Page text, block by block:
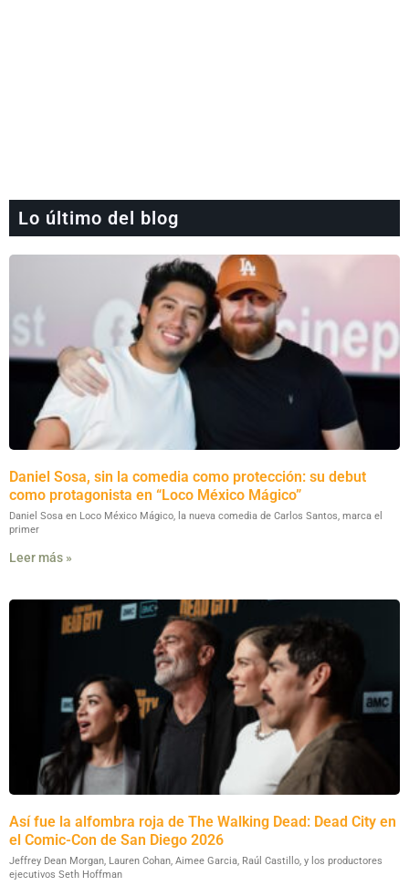
Lo último del blog
Daniel Sosa, sin la comedia como protección: su debut
como protagonista en “Loco México Mágico”
Daniel Sosa en Loco México Mágico, la nueva comedia de Carlos Santos, marca el
primer
Leer más »
Así fue la alfombra roja de The Walking Dead: Dead City en
el Comic-Con de San Diego 2026
Jeffrey Dean Morgan, Lauren Cohan, Aimee Garcia, Raúl Castillo, y los productores
ejecutivos Seth Hoffman